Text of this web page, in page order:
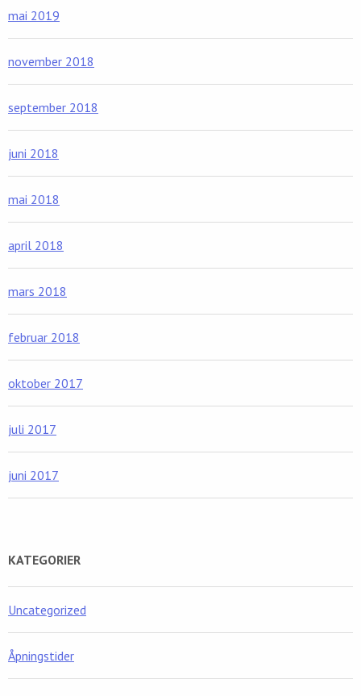
mai 2019
november 2018
september 2018
juni 2018
mai 2018
april 2018
mars 2018
februar 2018
oktober 2017
juli 2017
juni 2017
KATEGORIER
Uncategorized
Åpningstider